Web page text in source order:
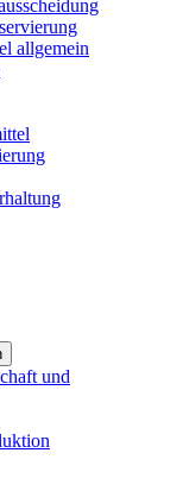
allgemein
und